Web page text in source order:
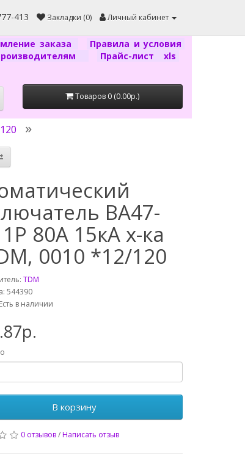
413 Закладки (0) Личный кабинет
заказа
Правила и условия
Прайс-лист xls
Товаров 0 (0.00р.)
ВА47-
80А 15кА х-ка
0010 *12/120
TDM
544390
в наличии
В корзину
0 отзывов/Написать отзыв